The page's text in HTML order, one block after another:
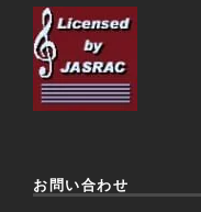
お問い合わせ